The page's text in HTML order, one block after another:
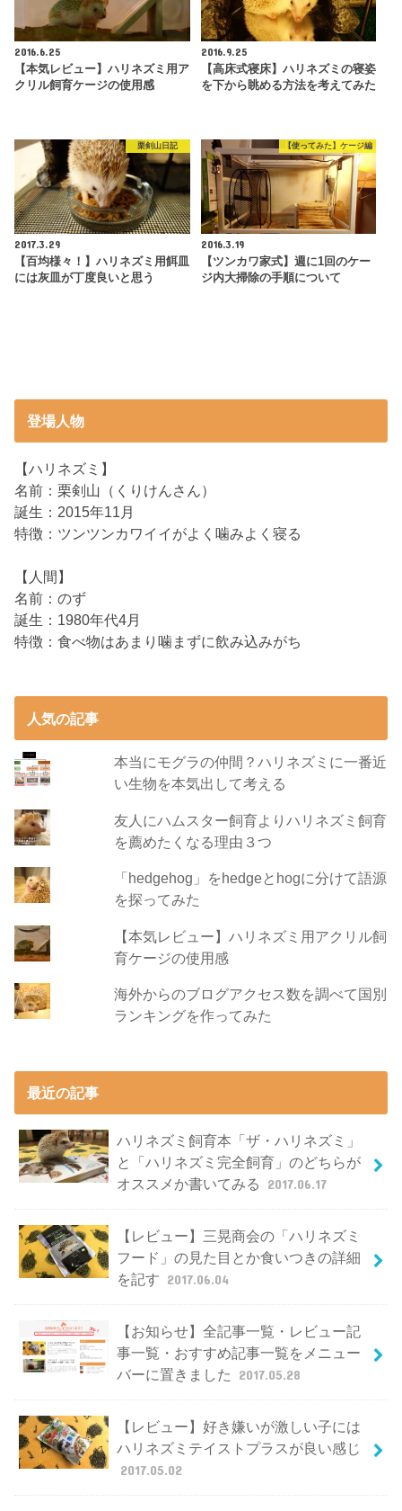
2016.6.25
【本気レビュー】ハリネズミ用ア
クリル飼育ケージの使用感
2016.9.25
【高床式寝床】ハリネズミの寝姿
を下から眺める方法を考えてみた
栗剣山日記
2017.3.29
【百均様々！】ハリネズミ用餌皿
には灰皿が丁度良いと思う
【使ってみた】ケージ編
2016.3.19
【ツンカワ家式】週に1回のケー
ジ内大掃除の手順について
登場人物
【ハリネズミ】
名前：栗剣山（くりけんさん）
誕生：2015年11月
特徴：ツンツンカワイイがよく噛みよく寝る
【人間】
名前：のず
誕生：1980年代4月
特徴：食べ物はあまり噛まずに飲み込みがち
人気の記事
本当にモグラの仲間？ハリネズミに一番近
い生物を本気出して考える
友人にハムスター飼育よりハリネズミ飼育
を薦めたくなる理由３つ
「hedgehog」をhedgeとhogに分けて語源
を探ってみた
【本気レビュー】ハリネズミ用アクリル飼
育ケージの使用感
海外からのブログアクセス数を調べて国別
ランキングを作ってみた
最近の記事
ハリネズミ飼育本「ザ・ハリネズミ」
と「ハリネズミ完全飼育」のどちらが
オススメか書いてみる
2017.06.17
【レビュー】三晃商会の「ハリネズミ
フード」の見た目とか食いつきの詳細
を記す 2017.06.04
【お知らせ】全記事一覧・レビュー記
事一覧・おすすめ記事一覧をメニュー
バーに置きました
2017.05.28
【レビュー】好き嫌いが激しい子には
ハリネズミテイストプラスが良い感じ
2017.05.02